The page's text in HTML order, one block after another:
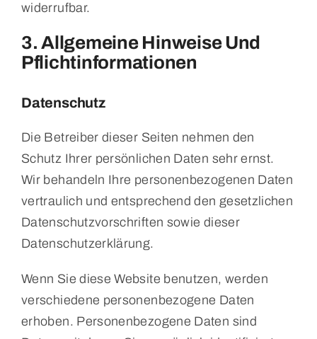
widerrufbar.
3. Allgemeine Hinweise Und
Pflicht­informationen
Datenschutz
Die Betreiber dieser Seiten nehmen den
Schutz Ihrer persönlichen Daten sehr ernst.
Wir behandeln Ihre personenbezogenen Daten
vertraulich und entsprechend den gesetzlichen
Datenschutzvorschriften sowie dieser
Datenschutzerklärung.
Wenn Sie diese Website benutzen, werden
verschiedene personenbezogene Daten
erhoben. Personenbezogene Daten sind